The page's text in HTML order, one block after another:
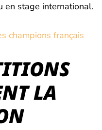
en stage international.
champions français
LA